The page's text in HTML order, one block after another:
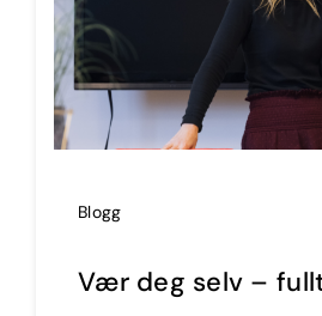
Blogg
Vær deg selv –